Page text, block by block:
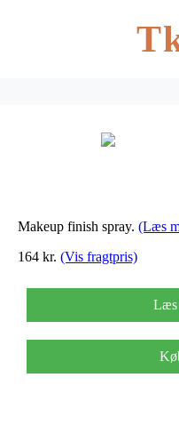
Makeup finish spray. (Læs
164 kr. (Vis fragtpris)
Læs